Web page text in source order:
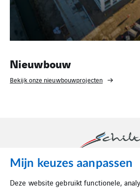
Nieuwbouw
Bekijk onze nieuwbouwprojecten
Schilt is dé luchttechnische partner
Mijn keuzes aanpassen
Deze website gebruikt functionele,